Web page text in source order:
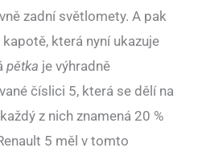
zadní světlomety. A pak
která nyní ukazuje
pětka je výhradně
číslici 5, která se dělí na
z nich znamená 20 %
5 měl v tomto